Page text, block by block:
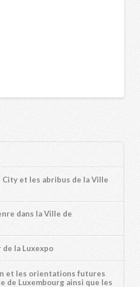
et les abribus de la Ville
dans la Ville de
la Luxexpo
et les orientations futures
de Luxembourg ainsi que les